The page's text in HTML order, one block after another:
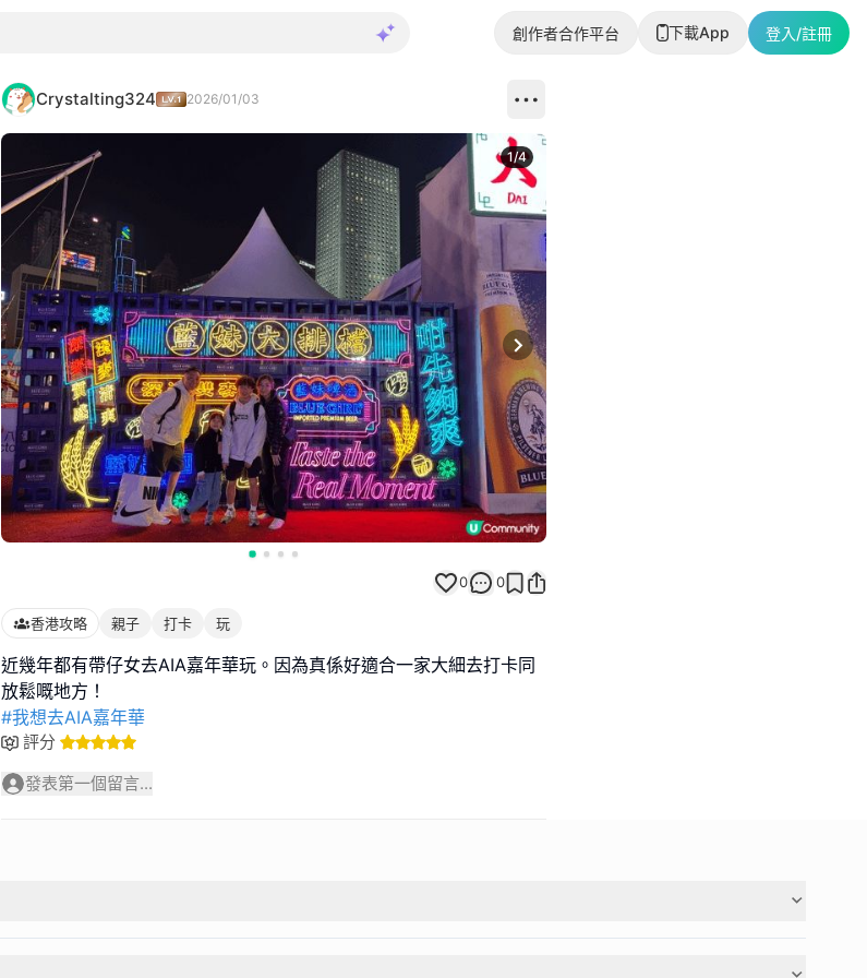
創作者合作平台 下載App 登入/註冊
Crystalting324 2026/01/03
Next slide
1/4
0 0
香港攻略 親子 打卡 玩
近幾年都有帶仔女去AIA嘉年華玩。因為真係好適合一家大細去打卡同
#我想去AIA嘉年華
評分
發表第一個留言...